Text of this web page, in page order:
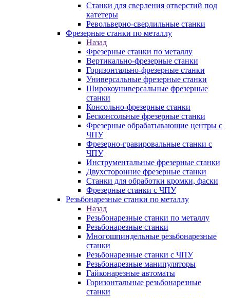
Станки для сверления отверстий под
катетеры
Револьверно-сверлильные станки
Фрезерные станки по металлу
Назад
Фрезерные станки по металлу
Вертикально-фрезерные станки
Горизонтально-фрезерные станки
Универсальные фрезерные станки
Широкоуниверсальные фрезерные
станки
Консольно-фрезерные станки
Бесконсольные фрезерные станки
Фрезерные обрабатывающие центры с
ЧПУ
Фрезерно-гравировальные станки с
ЧПУ
Инструментальные фрезерные станки
Двухсторонние фрезерные станки
Станки для обработки кромки, фаски
Фрезерные станки с ЧПУ
Резьбонарезные станки по металлу
Назад
Резьбонарезные станки по металлу
Резьбонарезные станки
Многошпиндельные резьбонарезные
станки
Резьбонарезные станки с ЧПУ
Резьбонарезные манипуляторы
Гайконарезные автоматы
Горизонтальные резьбонарезные
станки